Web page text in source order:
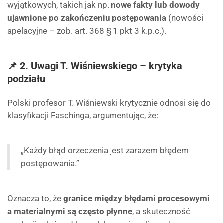
wyjątkowych, takich jak np. nowe fakty lub dowody
ujawnione po zakończeniu postępowania (nowości
apelacyjne – zob. art. 368 § 1 pkt 3 k.p.c.).
📌 2. Uwagi T. Wiśniewskiego – krytyka
podziału
Polski profesor T. Wiśniewski krytycznie odnosi się do
klasyfikacji Faschinga, argumentując, że:
„Każdy błąd orzeczenia jest zarazem błędem
postępowania.”
Oznacza to, że granice między błędami procesowymi
a materialnymi są często płynne, a skuteczność